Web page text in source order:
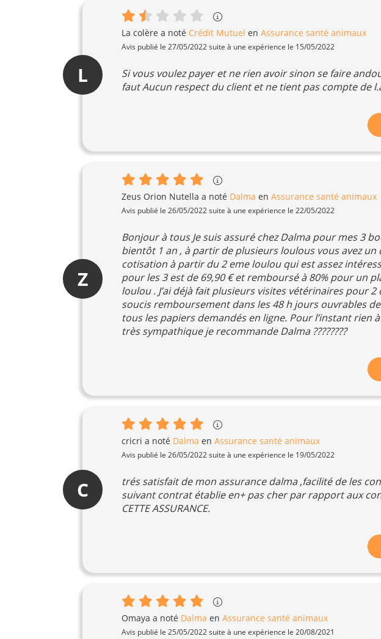
L
La colère a noté Crédit Mutuel en Assurance santé animaux
Avis publié le 27/05/2022 suite à une expérience le 15/05/2022
Si vous voulez payer et ne rien avoir sinon se faire
faut Aucun respect du client et ne tient pas compte de
Z
Zeus Orion Nutella a noté Dalma en Assurance santé animaux
Avis publié le 26/05/2022 suite à une expérience le 22/05/2022
Bonjour à tous Je suis assuré chez Dalma pour mes 3
bientôt 1 an , à partir de plusieurs loulous vous avez
cotisation à partir du 2 eme loulou qui est assez
pour les 3 est de 69,90 € et remboursé à 80% pour un
loulou . J’ai déjà fait plusieurs visites vétérinaires pour
soucis remboursement dans les 48 h jours ouvrables
tous les papiers demandés en ligne. Pour l’instant rien
très sympathique je recommande Dalma ????????
C
cricri a noté Dalma en Assurance santé animaux
Avis publié le 26/05/2022 suite à une expérience le 19/05/2022
trés satisfait de mon assurance dalma ,facilité de les
suivant contrat établie en+ pas cher par rapport aux
CETTE ASSURANCE.
Omaya a noté Dalma en Assurance santé animaux
Avis publié le 25/05/2022 suite à une expérience le 20/08/2021